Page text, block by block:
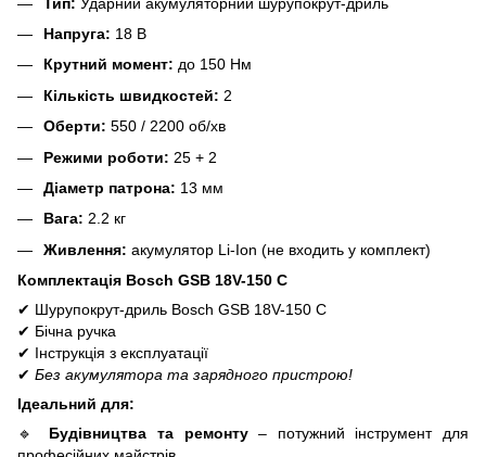
Напруга: 18 В
Крутний момент: до 150 Нм
Кількість швидкостей: 2
Оберти: 550 / 2200 об/хв
Режими роботи: 25 + 2
Діаметр патрона: 13 мм
Вага: 2.2 кг
Живлення: акумулятор Li-Ion (не входить у комплект)
Комплектація Bosch GSB 18V-150 C
✔ Шурупокрут-дриль Bosch GSB 18V-150 C
✔ Бічна ручка
✔ Інструкція з експлуатації
✔ Без акумулятора та зарядного пристрою!
Ідеальний для:
🔹
Будівництва та ремонту– потужний інструмент для